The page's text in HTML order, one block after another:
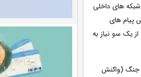
شبکه های داخلی
پیام های
یک سو نیاز به
جنگ (واکنش